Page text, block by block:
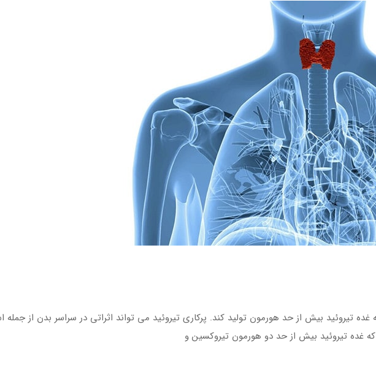
که غده تیروئید بیش از حد هورمون تولید کند. پرکاری تیروئید می تواند اثراتی در سراسر بدن از
غده تیروئید بیش از حد دو هورمون تیروکسین و